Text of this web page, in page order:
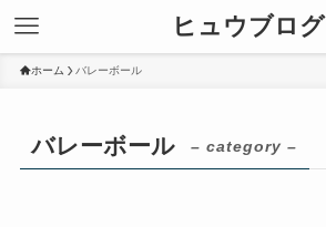
ヒュウブログ
ホーム バレーボール
バレーボール – category –